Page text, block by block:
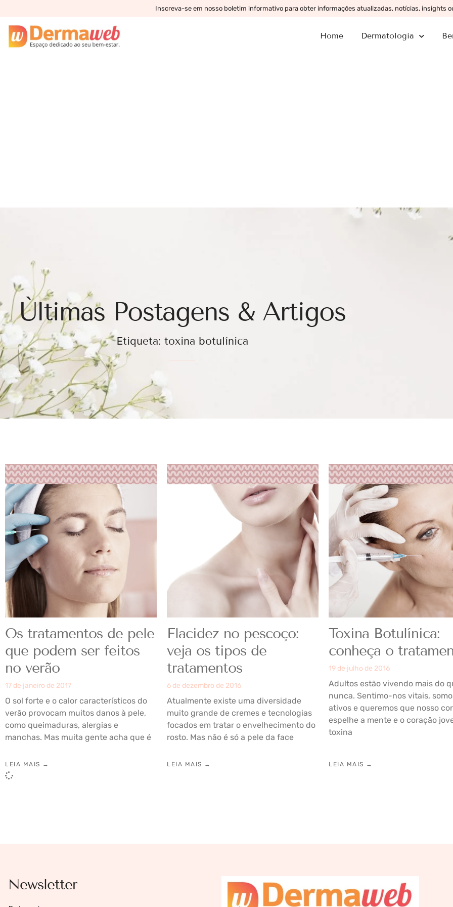
Inscreva-se em nosso boletim informativo para obter informações atualizadas, notícias, insights
Home Dermatologia
Ùltimas Postagens & Artigos
Etiqueta: toxina botulínica
Os tratamentos de pele
que podem ser feitos
no verão
17 de janeiro de 2017
O sol forte e o calor característicos do
verão provocam muitos danos à pele,
como queimaduras, alergias e
manchas. Mas muita gente acha que é
LEIA MAIS →
Flacidez no pescoço:
veja os tipos de
tratamentos
6 de dezembro de 2016
Atualmente existe uma diversidade
muito grande de cremes e tecnologias
focados em tratar o envelhecimento do
rosto. Mas não é só a pele da face
LEIA MAIS →
Toxina Botulínica:
conheça o
19 de julho de 2016
Adultos estão vivendo mais do
nunca. Sentimo-nos vitais,
ativos e queremos que nosso
espelhe a mente e o coração
toxina
LEIA MAIS →
Newsletter